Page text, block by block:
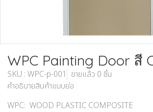
WPC Painting Door สี
SKU : WPC-p-001 ขายแล้ว 0 ชิ้น
คำอธิบายสินค้าแบบย่อ
WPC: WOOD PLASTIC COMPOSITE